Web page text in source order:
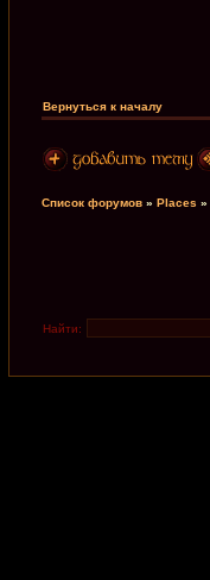
Вернуться к началу
Список форумов » Places »
Найти: